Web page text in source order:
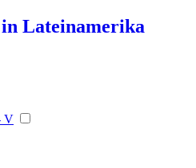
Lateinamerika
V